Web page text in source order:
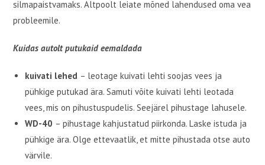
silmapaistvamaks. Altpoolt leiate mõned lahendused oma vea
probleemile.
Kuidas autolt putukaid eemaldada
kuivati lehed – leotage kuivati lehti soojas vees ja
pühkige putukad ära. Samuti võite kuivati lehti leotada
vees, mis on pihustuspudelis. Seejärel pihustage lahusele.
WD-40 – pihustage kahjustatud piirkonda. Laske istuda ja
pühkige ära. Olge ettevaatlik, et mitte pihustada otse auto
värvile.